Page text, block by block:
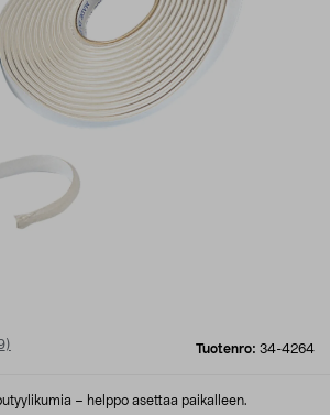
Tuotenro: 34-4264
)
– helppo asettaa paikalleen.